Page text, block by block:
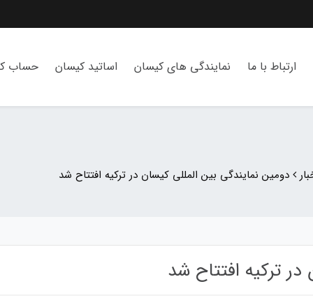
ارتباط با ما نمایندگی های کیسان اساتید کیسان حساب
دومین نمایندگی بین المللی کیسان در ترکیه افتتاح شد
ترکیه افتتاح شد